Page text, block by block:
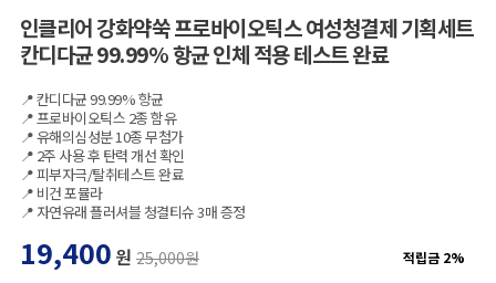
인클리어 강화약쑥 프로바이오틱스 여성청결제 기획세트
칸디다균 99.99% 항균 인체 적용 테스트 완료
📍 칸디다균 99.99% 항균
📍 프로바이오틱스 2종 함유
📍 유해의심성분 10종 무첨가
📍 2주 사용 후 탄력 개선 확인
📍 피부자극/탈취테스트 완료
📍 비건 포뮬라
📍 자연유래 플러셔블 청결티슈 3매 증정
19,400 원 25,000원 적립금 2%